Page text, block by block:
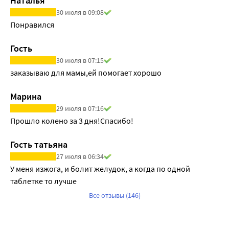
30 июля в 09:08
Понравился
Гость
30 июля в 07:15
заказываю для мамы,ей помогает хорошо
Марина
29 июля в 07:16
Прошло колено за 3 дня!Спасибо!
Гость татьяна
27 июля в 06:34
У меня изжога, и болит желудок, а когда по одной
таблетке то лучше
Все отзывы (146)